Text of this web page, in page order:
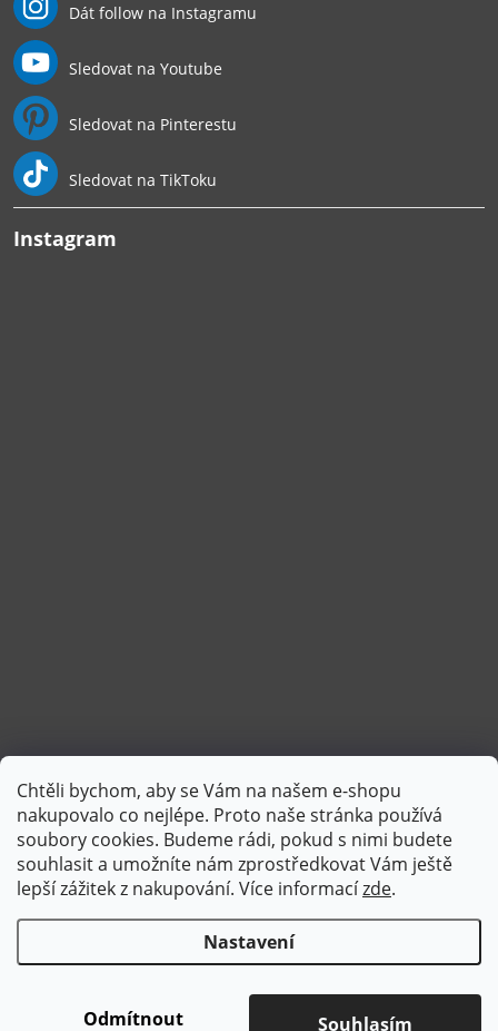
Chtěli bychom, aby se Vám na našem e-shopu
nakupovalo co nejlépe. Proto naše stránka používá
soubory cookies. Budeme rádi, pokud s nimi budete
souhlasit a umožníte nám zprostředkovat Vám ještě
lepší zážitek z nakupování. Více informacízde.
Nastavení
Odmítnout Souhlasím
Dát follow na Instagramu
Sledovat na Youtube
Sledovat na Pinterestu
Sledovat na TikToku
Instagram
Sledovat na Instagramu
Copyright 2026Brotex | Kvalitní bytový textil. Všechna práva
Upravit nastavení cookies